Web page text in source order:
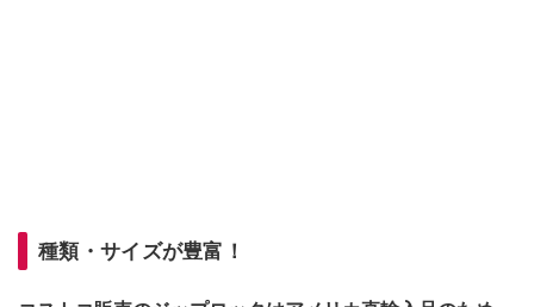
種類・サイズが豊富！